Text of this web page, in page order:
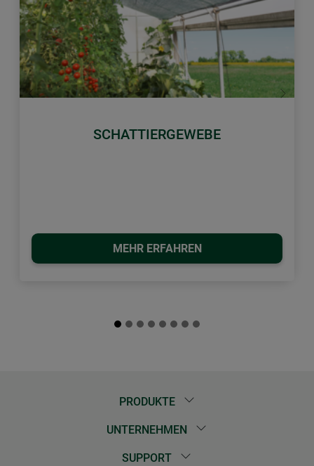
SCHATTIERGEWEBE
MEHR ERFAHREN
Zurück Weiter
PRODUKTE
UNTERNEHMEN
SUPPORT